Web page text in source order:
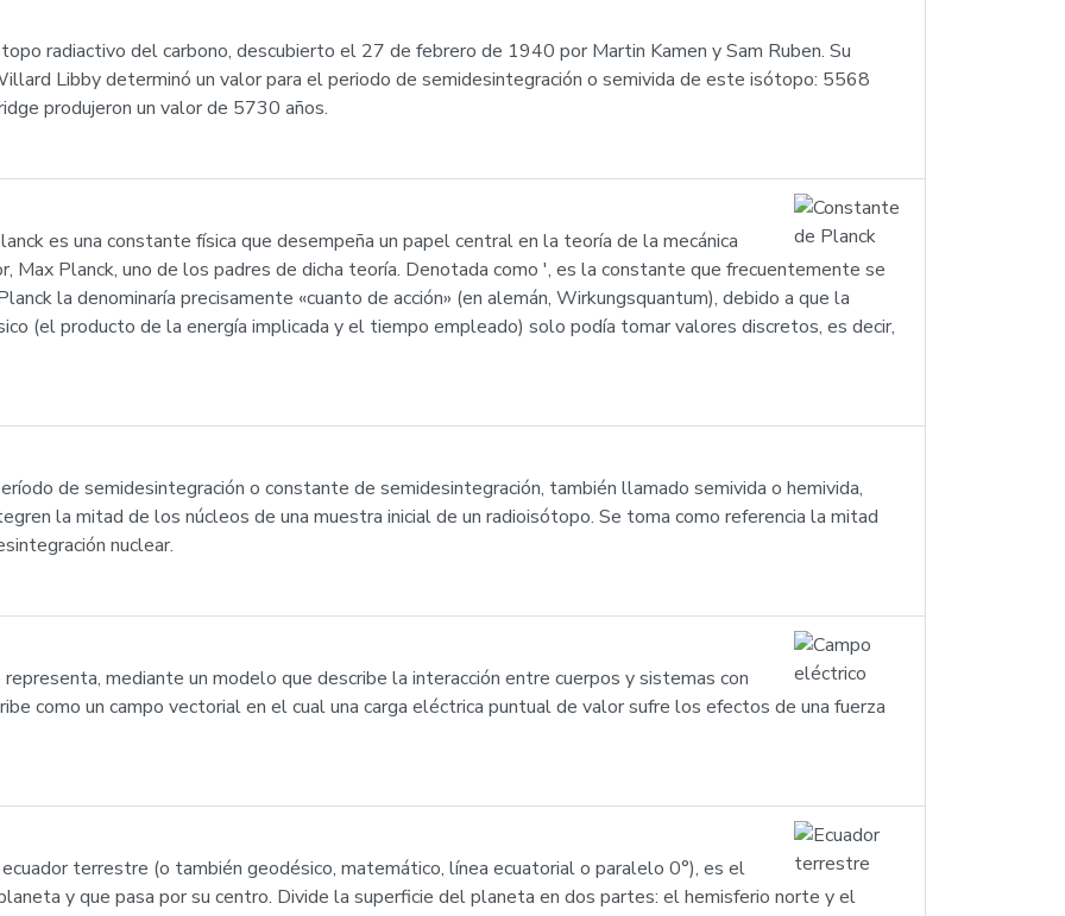
radiactivo del carbono, descubierto el 27 de febrero de 1940 por Martin Kamen y Sam Ruben. Su
Libby determinó un valor para el periodo de semidesintegración o semivida de este isótopo: 5568
produjeron un valor de 5730 años.
es una constante física que desempeña un papel central en la teoría de la mecánica
Max Planck, uno de los padres de dicha teoría. Denotada como ', es la constante que frecuentemente se
la denominaría precisamente «cuanto de acción» (en alemán, Wirkungsquantum), debido a que la
(el producto de la energía implicada y el tiempo empleado) solo podía tomar valores discretos, es decir,
de semidesintegración o constante de semidesintegración, también llamado semivida o hemivida,
la mitad de los núcleos de una muestra inicial de un radioisótopo. Se toma como referencia la mitad
nuclear.
mediante un modelo que describe la interacción entre cuerpos y sistemas con
como un campo vectorial en el cual una carga eléctrica puntual de valor sufre los efectos de una fuerza
terrestre (o también geodésico, matemático, línea ecuatorial o paralelo 0°), es el
y que pasa por su centro. Divide la superficie del planeta en dos partes: el hemisferio norte y el